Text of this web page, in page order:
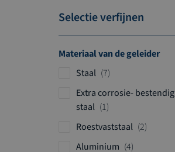
Selectie verfijnen
Materiaal van de geleider
Staal 7p
o
d
u
c
Extra corrosie- bestendig
staal 1p
d
Roestvaststaal 2p
Aluminium 4p